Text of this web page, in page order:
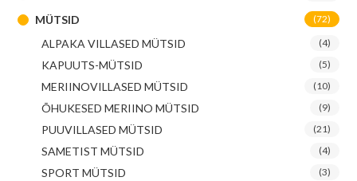
MÜTSID (72)
ALPAKA VILLASED MÜTSID (4)
KAPUUTS-MÜTSID (5)
MERIINOVILLASED MÜTSID (10)
ÕHUKESED MERIINO MÜTSID (9)
PUUVILLASED MÜTSID (21)
SAMETIST MÜTSID (4)
SPORT MÜTSID (3)